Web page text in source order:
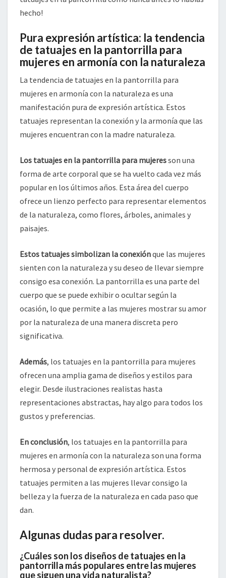
hecho!
Pura expresión artística: la tendencia
de tatuajes en la pantorrilla para
mujeres en armonía con la naturaleza
La tendencia de tatuajes en la pantorrilla para
mujeres en armonía con la naturaleza es una
manifestación pura de expresión artística. Estos
tatuajes representan la conexión y la armonía que las
mujeres encuentran con la madre naturaleza.
Los tatuajes en la pantorrilla para mujeresson una
forma de arte corporal que se ha vuelto cada vez más
popular en los últimos años. Esta área del cuerpo
ofrece un lienzo perfecto para representar elementos
de la naturaleza, como flores, árboles, animales y
paisajes.
Estos tatuajes simbolizan la conexiónque las mujeres
sienten con la naturaleza y su deseo de llevar siempre
consigo esa conexión. La pantorrilla es una parte del
cuerpo que se puede exhibir o ocultar según la
ocasión, lo que permite a las mujeres mostrar su amor
por la naturaleza de una manera discreta pero
significativa.
Además, los tatuajes en la pantorrilla para mujeres
ofrecen una amplia gama de diseños y estilos para
elegir. Desde ilustraciones realistas hasta
representaciones abstractas, hay algo para todos los
gustos y preferencias.
En conclusión, los tatuajes en la pantorrilla para
mujeres en armonía con la naturaleza son una forma
hermosa y personal de expresión artística. Estos
tatuajes permiten a las mujeres llevar consigo la
belleza y la fuerza de la naturaleza en cada paso que
dan.
Algunas dudas para resolver.
¿Cuáles son los diseños de tatuajes en la
pantorrilla más populares entre las mujeres
que siguen una vida naturalista?